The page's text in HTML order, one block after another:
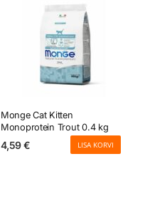
Monge Cat Kitten
Monoprotein Trout 0.4 kg
4,59€ LISA KORVI